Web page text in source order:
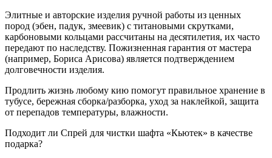
Элитные и авторские изделия ручной работы из ценных
пород (эбен, падук, змеевик) с титановыми скрутками,
карбоновыми кольцами рассчитаны на десятилетия, их часто
передают по наследству. Пожизненная гарантия от мастера
(например, Бориса Арисова) является подтверждением
долговечности изделия.
Продлить жизнь любому кию помогут правильное хранение в
тубусе, бережная сборка/разборка, уход за наклейкой, защита
от перепадов температуры, влажности.
Подходит ли Спрей для чистки шафта «Кьютек» в качестве
подарка?